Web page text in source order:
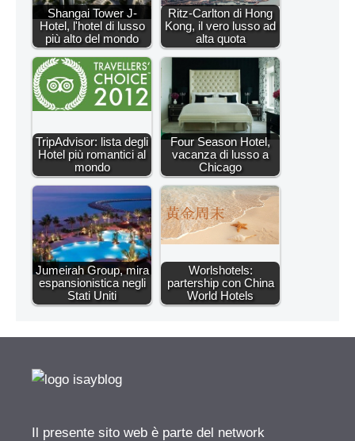
Shangai Tower J-
Hotel, l'hotel di lusso
più alto del mondo
Ritz-Carlton di Hong
Kong, il vero lusso ad
alta quota
TripAdvisor: lista degli
Hotel più romantici al
mondo
Four Season Hotel,
vacanza di lusso a
Chicago
Jumeirah Group, mira
espansionistica negli
Stati Uniti
Worlshotels:
partership con China
World Hotels
Il presente sito web è parte del network